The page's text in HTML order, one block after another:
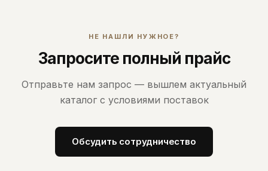
НЕ НАШЛИ НУЖНОЕ?
Запросите полный прайс
Отправьте нам запрос — вышлем актуальный
каталог с условиями поставок
Обсудить сотрудничество